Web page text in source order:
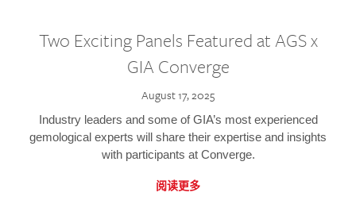
Two Exciting Panels Featured at AGS x
GIA Converge
August 17, 2025
Industry leaders and some of GIA’s most experienced
gemological experts will share their expertise and insights
with participants at Converge.
阅读更多